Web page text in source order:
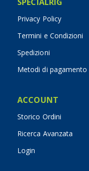
Privacy Policy
Termini e Condizioni
Spedizioni
Metodi di pagamento
ACCOUNT
Storico Ordini
Ricerca Avanzata
Login